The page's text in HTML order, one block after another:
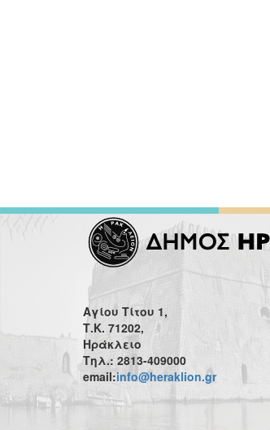
Αγίου Τίτου 1,
Τ.Κ. 71202,
Ηράκλειο
Τηλ.: 2813-409000
email:info@heraklion.gr